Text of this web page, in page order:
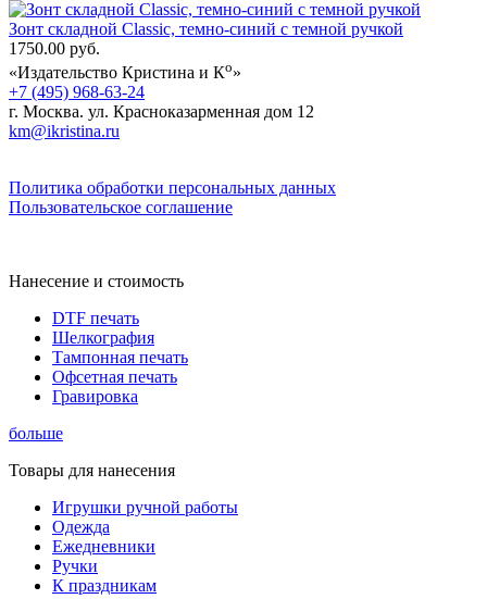
Зонт складной Classic, темно-синий с темной ручкой
1750.00 руб.
«Издательство Кристина и Ко»
+7 (495) 968-63-24
г. Москва. ул. Красноказарменная дом 12
km@ikristina.ru
Политика обработки персональных данных
Пользовательское соглашение
Нанесение и стоимость
DTF печать
Шелкография
Тампонная печать
Офсетная печать
Гравировка
больше
Товары для нанесения
Игрушки ручной работы
Одежда
Ежедневники
Ручки
К праздникам